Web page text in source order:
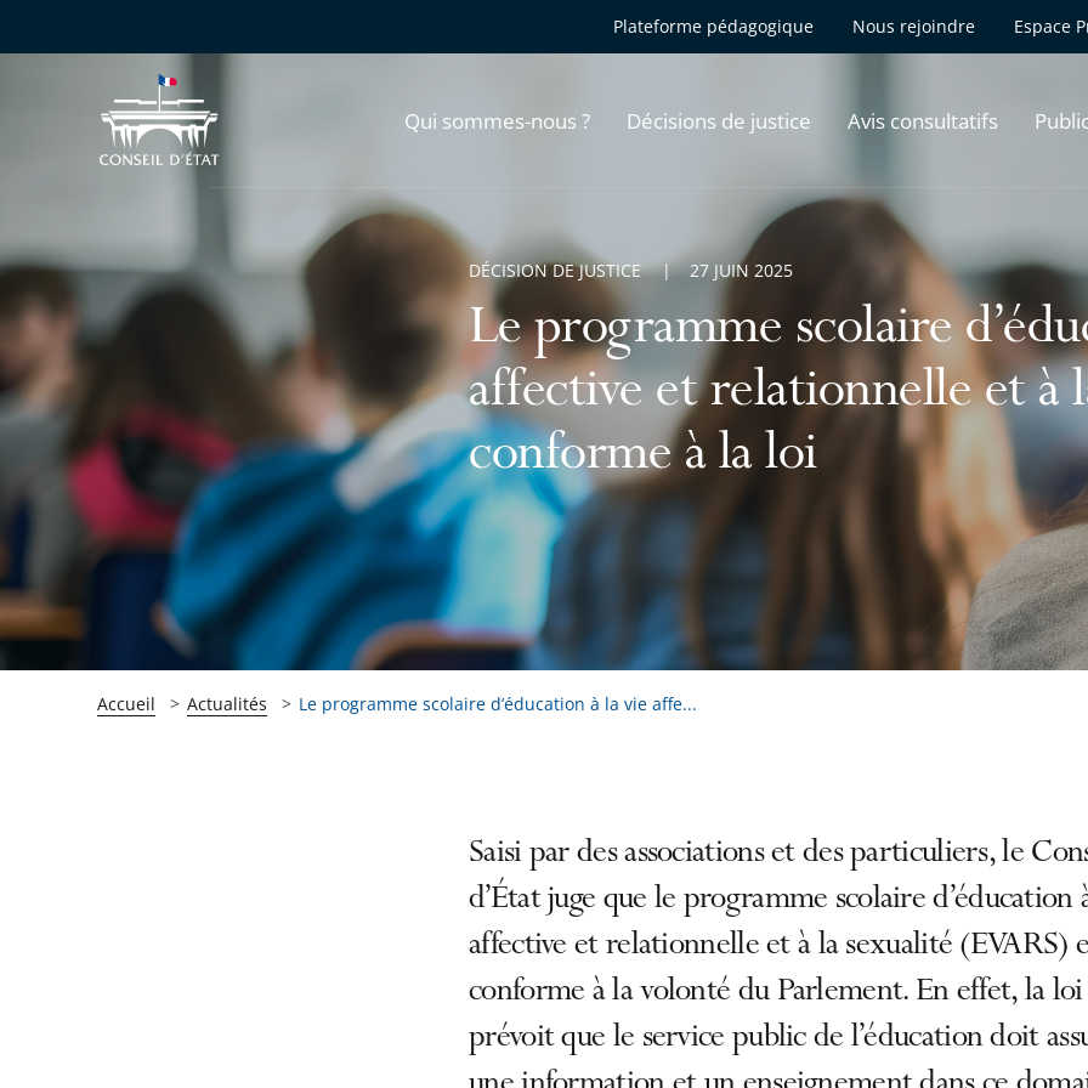
Plateforme pédagogique Nous rejoindre Espace
Qui sommes-nous ? Décisions de justice Avis consultatifs
Le programme scolaire
affective et relationnelle et à
conforme à la loi
DÉCISION DE JUSTICE 27 JUIN 2025
Accueil Actualités Le programme scolaire d’éducation à la vie affe...
Saisi par des associations et des particuliers, le
d’État juge que le programme scolaire d’éducation
affective et relationnelle et à la sexualité (EVARS)
conforme à la volonté du Parlement. En effet, la loi
prévoit que le service public de l’éducation doit